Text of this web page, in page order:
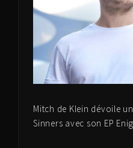
Mitch de Klein dévoile
Sinners avec son EP